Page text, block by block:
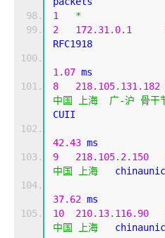
1
*
2
172.31 . 0.1
RFC1918
1.07 ms
8
218.105. 131.182
中国
上海 广-沪 骨干
CUII
42.43 ms
9
218.105. 2.150
中国
上海
37.62 ms
10
210.13. 116.90
中国
上海